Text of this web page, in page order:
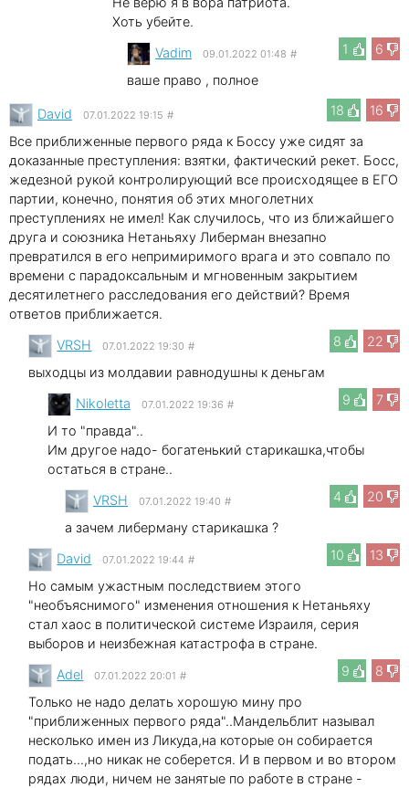
Хоть убейте.
1
6
Vadim 09.01.2022 01:48 #
ваше право , полное
18
16
David 07.01.2022 19:15 #
Все приближенные первого ряда к Боссу уже сидят за
доказанные преступления: взятки, фактический рекет. Босс,
жедезной рукой контролирующий все происходящее в ЕГО
партии, конечно, понятия об этих многолетних
преступлениях не имел! Как случилось, что из ближайшего
друга и союзника Нетаньяху Либерман внезапно
превратился в его непримиримого врага и это совпало по
времени с парадоксальным и мгновенным закрытием
десятилетнего расследования его действий? Время
ответов приближается.
8
22
VRSH 07.01.2022 19:30 #
выходцы из молдавии равнодушны к деньгам
9
7
Nikoletta 07.01.2022 19:36 #
И то "правда"..
Им другое надо- богатенький старикашка,чтобы
остаться в стране..
4
20
VRSH 07.01.2022 19:40 #
а зачем либерману старикашка ?
10
13
David 07.01.2022 19:44 #
Но самым ужастным последствием этого
"необъяснимого" изменения отношения к Нетаньяху
стал хаос в политической системе Израиля, серия
выборов и неизбежная катастрофа в стране.
9
8
Adel 07.01.2022 20:01 #
Только не надо делать хорошую мину про
"приближенных первого ряда"..Мандельблит называл
несколько имен из Ликуда,на которые он собирается
подать...,но никак не соберется. И в первом и во втором
рядах люди, ничем не занятые по работе в стране -